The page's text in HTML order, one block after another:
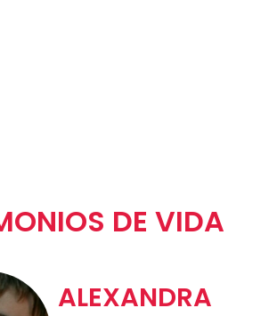
DE VIDA
ALEXANDRA